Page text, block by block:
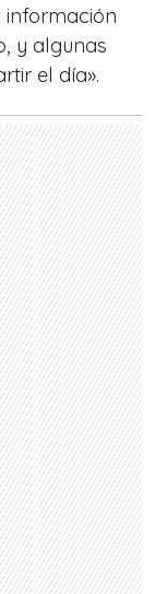
y algunas
el día».